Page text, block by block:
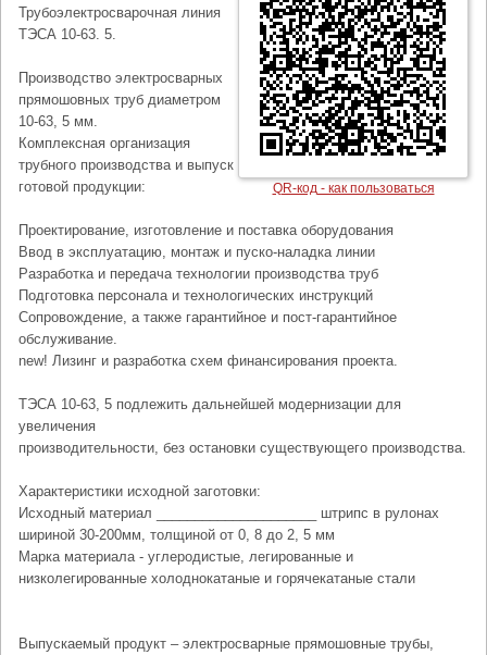
QR-код - как пользоваться
Трубоэлектросварочная линия
ТЭСА 10-63. 5.
Производство электросварных
прямошовных труб диаметром
10-63, 5 мм.
Комплексная организация
трубного производства и выпуск
готовой продукции:
Проектирование, изготовление и поставка оборудования
Ввод в эксплуатацию, монтаж и пуско-наладка линии
Разработка и передача технологии производства труб
Подготовка персонала и технологических инструкций
Сопровождение, а также гарантийное и пост-гарантийное
обслуживание.
new! Лизинг и разработка схем финансирования проекта.
ТЭСА 10-63, 5 подлежить дальнейшей модернизации для
увеличения
производительности, без остановки существующего производства.
Характеристики исходной заготовки:
Исходный материал _____________________ штрипс в рулонах
шириной 30-200мм, толщиной от 0, 8 до 2, 5 мм
Марка материала - углеродистые, легированные и
низколегированные холоднокатаные и горячекатаные стали
Выпускаемый продукт – электросварные прямошовные трубы,